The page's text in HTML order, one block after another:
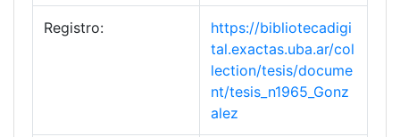
Registro:
https://bibliotecadigi
tal.exactas.uba.ar/col
lection/tesis/docume
nt/tesis_n1965_Gonz
alez